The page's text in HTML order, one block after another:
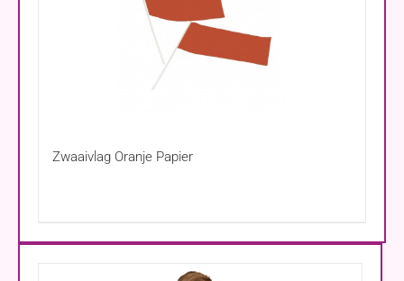
Zwaaivlag Oranje Papier